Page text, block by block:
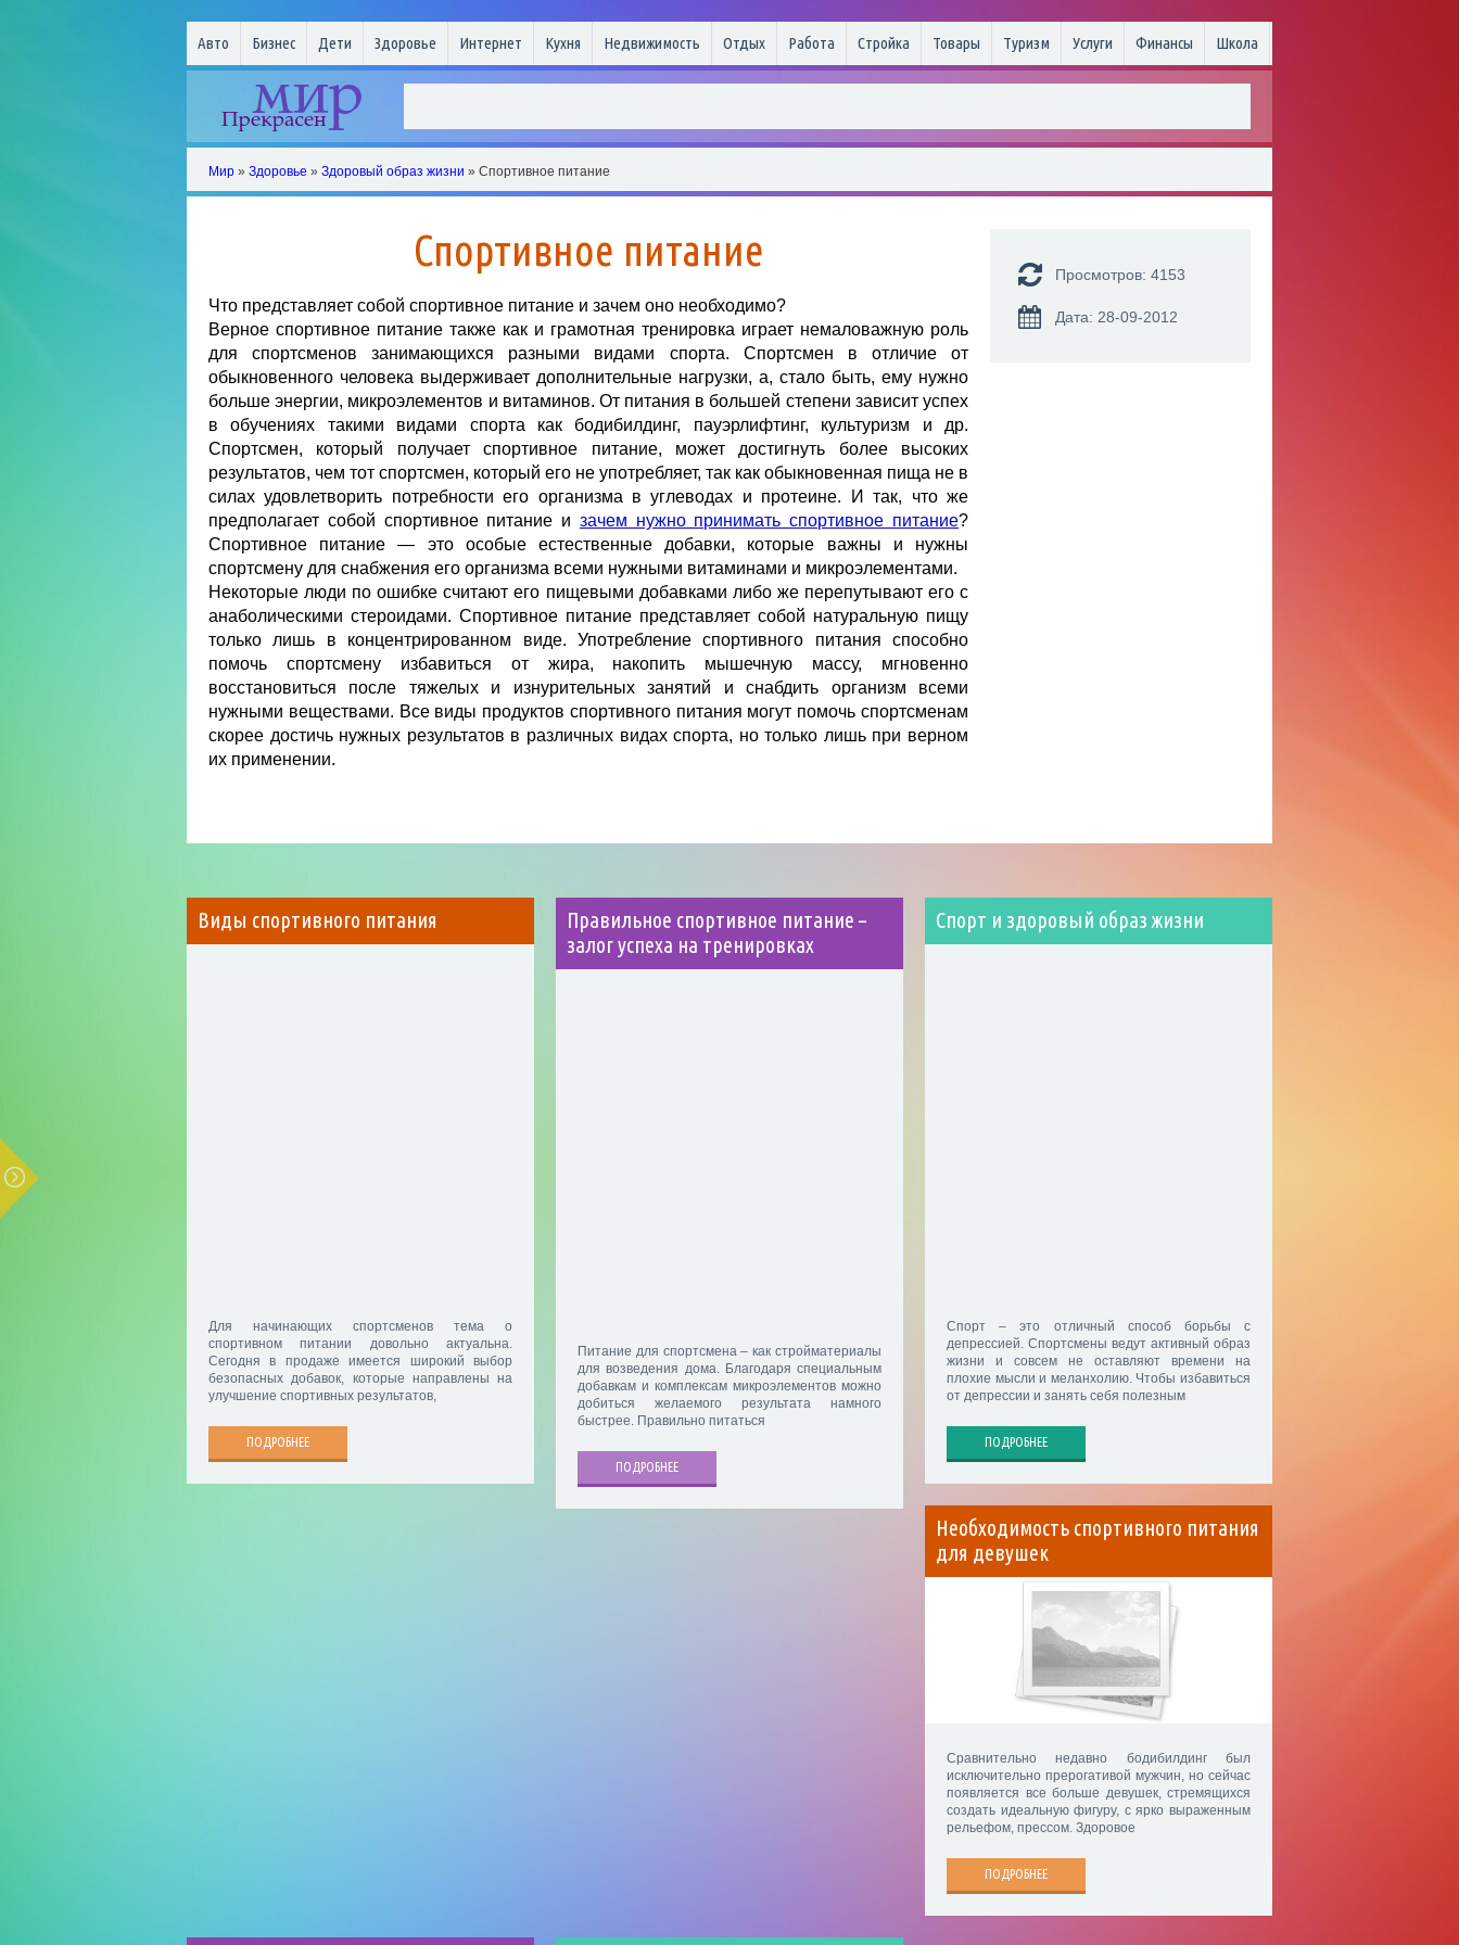
Авто Бизнес Дети Здоровье Интернет Кухня Недвижимость Отдых Работа Стройка Товары Туризм Услуги Финансы Школа
Мир » Здоровье » Здоровый образ жизни » Спортивное питание
Спортивное питание
Что представляет собой спортивное питание и зачем оно необходимо?
Верное спортивное питание также как и грамотная тренировка играет немаловажную роль
для спортсменов занимающихся разными видами спорта. Спортсмен в отличие от
обыкновенного человека выдерживает дополнительные нагрузки, а, стало быть, ему нужно
больше энергии, микроэлементов и витаминов. От питания в большей степени зависит успех
в обучениях такими видами спорта как бодибилдинг, пауэрлифтинг, культуризм и др.
Спортсмен, который получает спортивное питание, может достигнуть более высоких
результатов, чем тот спортсмен, который его не употребляет, так как обыкновенная пища не в
силах удовлетворить потребности его организма в углеводах и протеине. И так, что же
предполагает собой спортивное питание и зачем нужно принимать спортивное питание?
Спортивное питание — это особые естественные добавки, которые важны и нужны
спортсмену для снабжения его организма всеми нужными витаминами и микроэлементами.
Некоторые люди по ошибке считают его пищевыми добавками либо же перепутывают его с
анаболическими стероидами. Спортивное питание представляет собой натуральную пищу
только лишь в концентрированном виде. Употребление спортивного питания способно
помочь спортсмену избавиться от жира, накопить мышечную массу, мгновенно
восстановиться после тяжелых и изнурительных занятий и снабдить организм всеми
нужными веществами. Все виды продуктов спортивного питания могут помочь спортсменам
скорее достичь нужных результатов в различных видах спорта, но только лишь при верном
их применении.
Просмотров: 4153
Дата: 28-09-2012
Виды спортивного питания
Для начинающих спортсменов тема о
спортивном питании довольно актуальна.
Сегодня в продаже имеется широкий выбор
безопасных добавок, которые направлены на
улучшение спортивных результатов,
ПОДРОБНЕЕ
Правильное спортивное питание –
залог успеха на тренировках
Питание для спортсмена – как стройматериалы
для возведения дома. Благодаря специальным
добавкам и комплексам микроэлементов можно
добиться желаемого результата намного
быстрее. Правильно питаться
ПОДРОБНЕЕ
Спорт и здоровый образ жизни
Спорт – это отличный способ борьбы с
депрессией. Спортсмены ведут активный образ
жизни и совсем не оставляют времени на
плохие мысли и меланхолию. Чтобы избавиться
от депрессии и занять себя полезным
ПОДРОБНЕЕ
Необходимость спортивного питания
для девушек
Сравнительно недавно бодибилдинг был
исключительно прерогативой мужчин, но сейчас
появляется все больше девушек, стремящихся
создать идеальную фигуру, с ярко выраженным
рельефом, прессом. Здоровое
ПОДРОБНЕЕ